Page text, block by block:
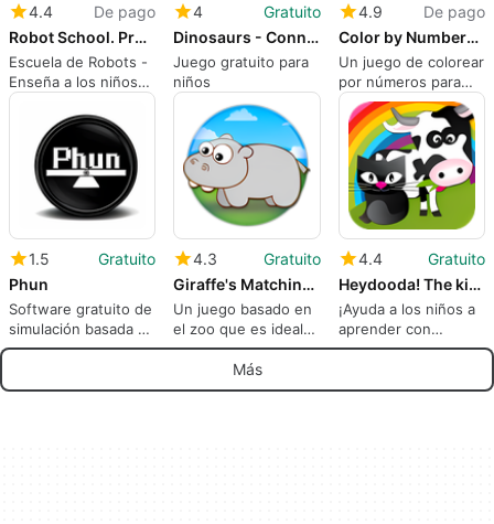
4.4
De pago
Robot School. Programming For Kids
Escuela de Robots -
Enseña a los niños
los fundamentos de
la programación
4
Gratuito
Dinosaurs - Connect the Dots and Add Colors - Free
Juego gratuito para
niños
4.9
De pago
Color by Numbers - Animals +
Un juego de colorear
por números para
niños pequeños
1.5
Gratuito
Phun
Software gratuito de
simulación basada en
la física para
personales
4.3
Gratuito
Giraffe's Matching Zoo
Un juego basado en
el zoo que es ideal
para los
preescolares
4.4
Gratuito
Heydooda! The kitty says: Hello animal kids
¡Ayuda a los niños a
aprender con
Heydooda! El gatito
animales
Más